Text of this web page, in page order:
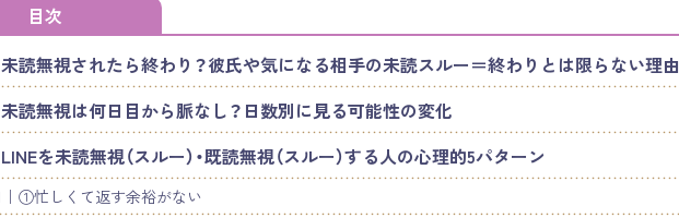
目次
未読無視されたら終わり？彼氏や気になる相手の未読スルー＝終わりとは限らない理由
未読無視は何日目から脈なし？日数別に見る可能性の変化
LINEを未読無視（スルー）・既読無視（スルー）する人の心理的5パターン
①忙しくて返す余裕がない